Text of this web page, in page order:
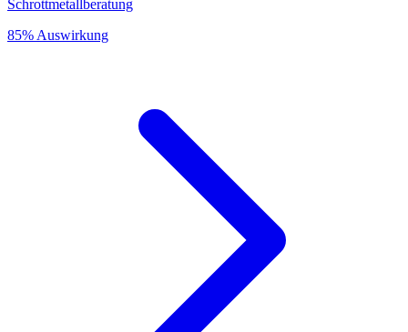
Schrottmetallberatung
85% Auswirkung